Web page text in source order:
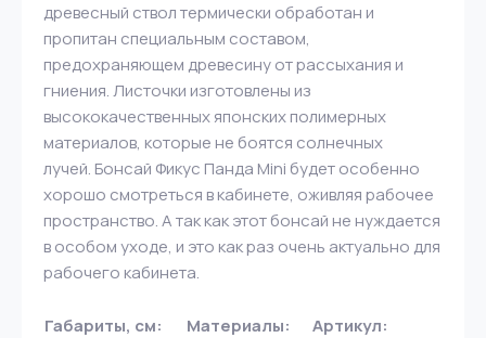
древесный ствол термически обработан и
пропитан специальным составом,
предохраняющем древесину от рассыхания и
гниения. Листочки изготовлены из
высококачественных японских полимерных
материалов, которые не боятся солнечных
лучей. Бонсай Фикус Панда Mini будет особенно
хорошо смотреться в кабинете, оживляя рабочее
пространство. А так как этот бонсай не нуждается
в особом уходе, и это как раз очень актуально для
рабочего кабинета.
Габариты, см: Материалы:
Артикул: